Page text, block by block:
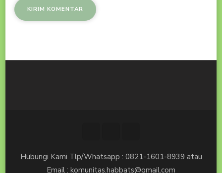
Hubungi Kami Tlp/Whatsapp : 0821-1601-8939 atau
Email : komunitas.habbats@gmail.com